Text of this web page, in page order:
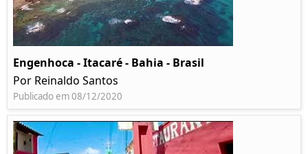
Engenhoca - Itacaré - Bahia - Brasil
Por Reinaldo Santos
Publicado em 08/12/2020